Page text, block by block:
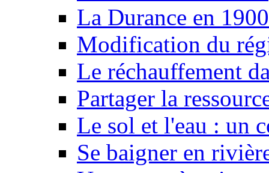
La Durance en 1900
Modification du
Le réchauffement
Partager la
Le sol et l'eau : un
Se baigner en